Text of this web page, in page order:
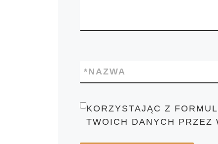
NAZWA
*
KORZYSTAJĄC Z
TWOICH DANYCH